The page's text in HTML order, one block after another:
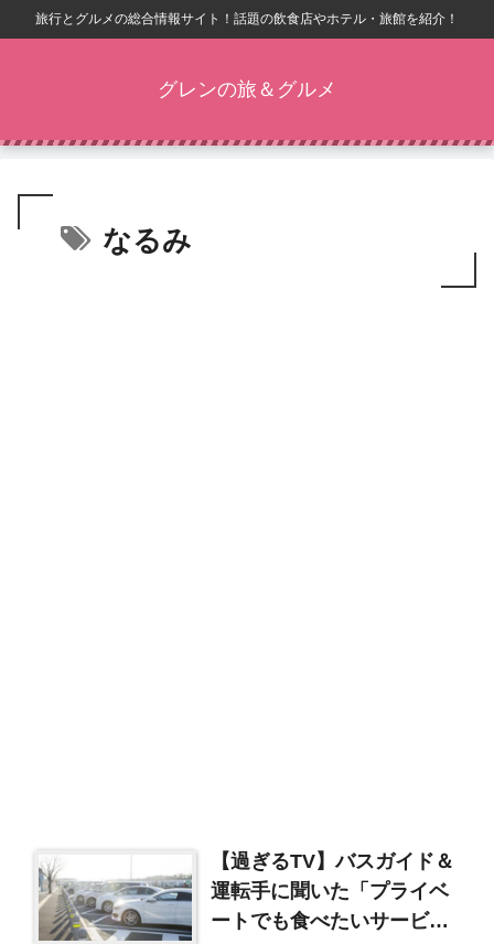
旅行とグルメの総合情報サイト！話題の飲食店やホテル・旅館を紹介！
グレンの旅＆グルメ
なるみ
【過ぎるTV】バスガイド＆
運転手に聞いた「プライベ
ートでも食べたいサービス